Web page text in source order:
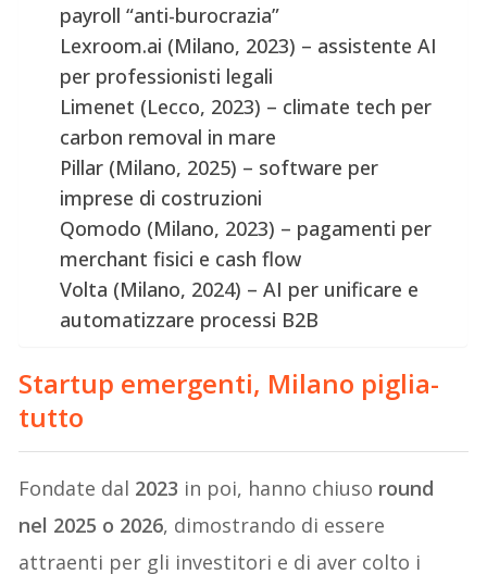
payroll “anti-burocrazia”
Lexroom.ai (Milano, 2023) – assistente AI
per professionisti legali
Limenet (Lecco, 2023) – climate tech per
carbon removal in mare
Pillar (Milano, 2025) – software per
imprese di costruzioni
Qomodo (Milano, 2023) – pagamenti per
merchant fisici e cash flow
Volta (Milano, 2024) – AI per unificare e
automatizzare processi B2B
Startup emergenti, Milano piglia-
tutto
Fondate dal 2023 in poi, hanno chiuso round
nel 2025 o 2026, dimostrando di essere
attraenti per gli investitori e di aver colto i